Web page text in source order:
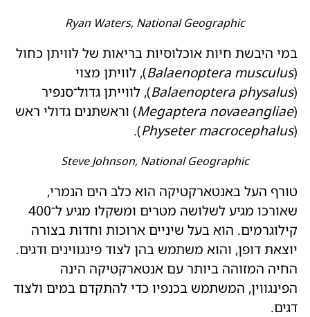
Ryan Waters, National Geographic
במי היבשת חיות אוכלוסיות בריאות של לוויתן כחול
(
Balaenoptera musculus), לוויתן מצוי
(
Balaenoptera physalus
), לווייתן גדול־סנפיר
(
Megaptera novaeangliae) וראשתנים גדולי ראש
(
Physeter macrocephalus
).
Steve Johnson, National Geographic
טורף העל באנטארקטיקה הוא כלב הים הנמרי,
שאורכו מגיע לשלושה מטרים ומשקלו מגיע ל־400
קילוגרמים. הוא בעל שיניים ארוכות וחדות בצורה
יוצאת דופן, והוא משתמש בהן לצוד פינגווינים ודגים.
החיה המזוהה ביותר עם אנטארקטיקה הינה
הפינגווין, המשתמש בכנפיו כדי להתקדם במים ולצוד
דגים.